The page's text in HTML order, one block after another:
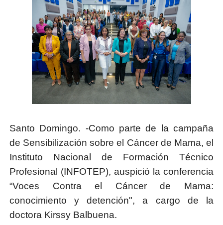
Santo Domingo. -Como parte de la campaña
de Sensibilización sobre el Cáncer de Mama, el
Instituto Nacional de Formación Técnico
Profesional (INFOTEP), auspició la conferencia
“Voces Contra el Cáncer de Mama:
conocimiento y detención", a cargo de la
doctora Kirssy Balbuena.